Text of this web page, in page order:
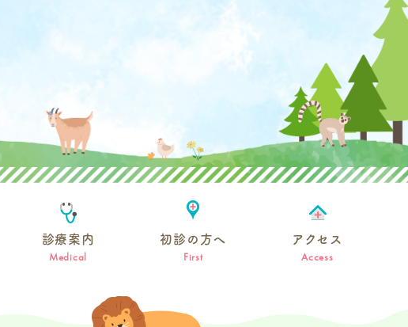
診療案内
Medical
初診の方へ
First
アクセス
Access